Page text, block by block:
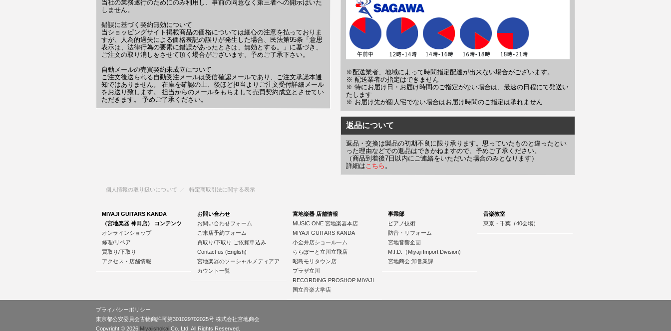
当社の業務遂行のためにのみ利用し、事前の同意なく第三者への開示はいた
しません。
錯誤に基づく契約無効について
当ショッピングサイト掲載商品の価格については細心の注意を払っておりま
すが、人為的過失による価格表記の誤りが発生した場合、民法第95条「意思
表示は、法律行為の要素に錯誤があったときは、無効とする。」に基づき、
ご注文の取り消しをさせて頂く場合がございます。予めご了承下さい。
自動メールの売買契約未成立について
ご注文後送られる自動受注メールは受信確認メールであり、ご注文承諾本通
知ではありません。 在庫を確認の上、後ほど担当よりご注文受付詳細メール
をお送り致します。 担当からのメールをもちまして売買契約成立とさせてい
ただきます。 予めご了承ください。
※配送業者、地域によって時間指定配達が出来ない場合がございます。
※ 配送業者の指定はできません
※ 特にお届け日・お届け時間のご指定がない場合は、最速の日程にて発送い
たします
※ お届け先が個人宅でない場合はお届け時間のご指定は承れません
返品について
返品・交換は製品の初期不良に限り承ります。思っていたものと違ったとい
った理由などでの返品はできかねますので、予めご了承ください。
（商品到着後7日以内にご連絡をいただいた場合のみとなります）
詳細は こちら 。
個人情報の取り扱いについて 特定商取引法に関する表示
MIYAJI GUITARS KANDA
（宮地楽器 神田店） コンテンツ
オンラインショップ
修理/リペア
買取り/下取り
アクセス・店舗情報
お問い合わせ
お問い合わせフォーム
ご来店予約フォーム
買取り/下取り ご依頼申込み
Contact us (English)
宮地楽器のソーシャルメディアア
カウント一覧
宮地楽器 店舗情報
MUSIC ONE 宮地楽器本店
MIYAJI GUITARS KANDA
小金井店ショールーム
ららぽーと立川立飛店
昭島モリタウン店
プラザ立川
RECORDING PROSHOP MIYAJI
国立音楽大学店
事業部
ピアノ技術
防音・リフォーム
宮地音響企画
M.I.D.（Miyaji Import Division)
宮地商会 卸営業課
音楽教室
東京・千葉（40会場）
プライバシーポリシー
東京都公安委員会古物商許可第301029702025号 株式会社宮地商会
Copyright © 2026 Miyajishokai Co.,Ltd. All Rights Reserved.